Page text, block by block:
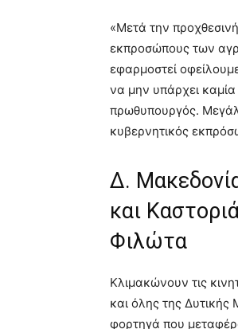
«Μετά την
εκπροσώπους των
εφαρμοστεί
να μην υπάρχει
πρωθυπουργός.
κυβερνητικός
Δ.
και
Φιλώτα
Κλιμακώνουν τις
και όλης της Δυτικής
φορτηγά που